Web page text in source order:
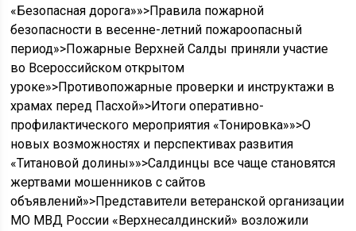
«Безопасная дорога»»>Правила пожарной
безопасности в весенне-летний пожароопасный
период»>Пожарные Верхней Салды приняли участие
во Всероссийском открытом
уроке»>Противопожарные проверки и инструктажи в
храмах перед Пасхой»>Итоги оперативно-
профилактического мероприятия «Тонировка»»>О
новых возможностях и перспективах развития
«Титановой долины»»>Салдинцы все чаще становятся
жертвами мошенников с сайтов
объявлений»>Представители ветеранской организации
МО МВД России «Верхнесалдинский» возложили